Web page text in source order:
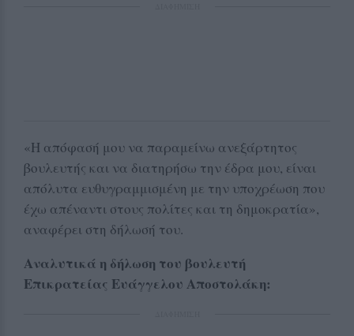
«Η απόφασή μου να παραμείνω ανεξάρτητος
βουλευτής και να διατηρήσω την έδρα μου, είναι
απόλυτα ευθυγραμμισμένη με την υποχρέωση που
έχω απέναντι στους πολίτες και τη δημοκρατία»,
αναφέρει στη δήλωσή του.
Αναλυτικά η δήλωση του βουλευτή
Επικρατείας Ευάγγελου Αποστολάκη: